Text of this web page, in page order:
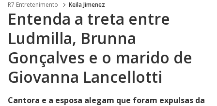
R7 Entretenimento Keila Jimenez
Entenda a treta entre
Ludmilla, Brunna
Gonçalves e o marido de
Giovanna Lancellotti
Cantora e a esposa alegam que foram expulsas da